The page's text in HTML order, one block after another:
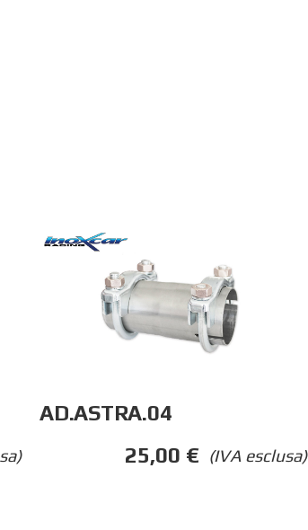
AD.ASTRA.04
(IVA esclusa)
25,00 €